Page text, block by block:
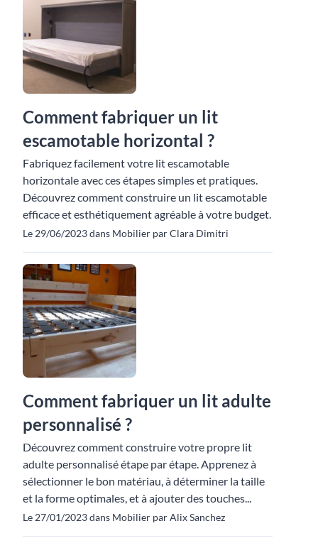
Comment fabriquer un lit
escamotable horizontal ?
Fabriquez facilement votre lit escamotable
horizontale avec ces étapes simples et pratiques.
Découvrez comment construire un lit escamotable
efficace et esthétiquement agréable à votre budget.
Le 29/06/2023 dans Mobilier par Clara Dimitri
Comment fabriquer un lit adulte
personnalisé ?
Découvrez comment construire votre propre lit
adulte personnalisé étape par étape. Apprenez à
sélectionner le bon matériau, à déterminer la taille
et la forme optimales, et à ajouter des touches...
Le 27/01/2023 dans Mobilier par Alix Sanchez